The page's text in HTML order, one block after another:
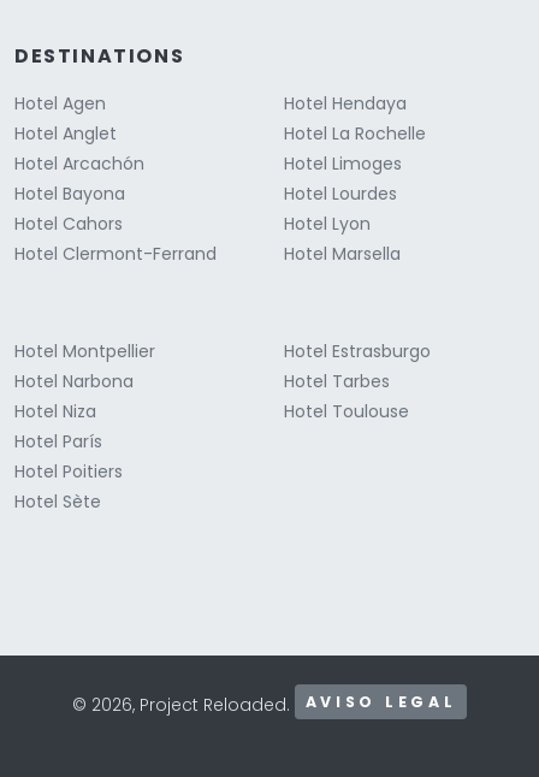
DESTINATIONS
Hotel Agen
Hotel Anglet
Hotel Arcachón
Hotel Bayona
Hotel Cahors
Hotel Clermont-Ferrand
Hotel Hendaya
Hotel La Rochelle
Hotel Limoges
Hotel Lourdes
Hotel Lyon
Hotel Marsella
Hotel Montpellier
Hotel Narbona
Hotel Niza
Hotel París
Hotel Poitiers
Hotel Sète
Hotel Estrasburgo
Hotel Tarbes
Hotel Toulouse
© 2026, Project Reloaded. AVISO LEGAL